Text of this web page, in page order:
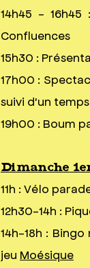
14h45 -
Confluences
15h30 :
17h00 :
suivi d'un
19h00 : Boum
Dimanche
11h : Vélo
12h30-14h :
14h-18h :
jeu Moésique